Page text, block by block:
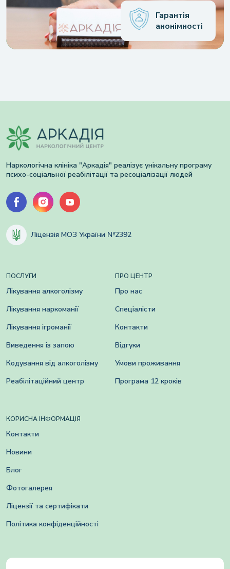
Гарантія
анонімності
Наркологічна клініка "Аркадія" реалізує унікальну програму
психо-соціальної реабілітації та ресоціалізації людей
Ліцензія МОЗ України №2392
ПОСЛУГИ
Лікування алкоголізму
Лікування наркоманії
Лікування ігроманії
Виведення із запою
Кодування від алкоголізму
Реабілітаційний центр
ПРО ЦЕНТР
Про нас
Спеціалісти
Контакти
Відгуки
Умови проживання
Програма 12 кроків
КОРИСНА ІНФОРМАЦІЯ
Контакти
Новини
Блог
Фотогалерея
Ліцензії та сертифікати
Політика конфіденційності